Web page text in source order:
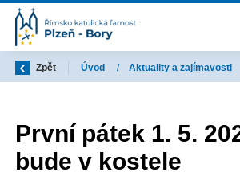
Zpět Úvod / Aktuality a zajímavosti
První pátek 1. 5.
bude v kostele